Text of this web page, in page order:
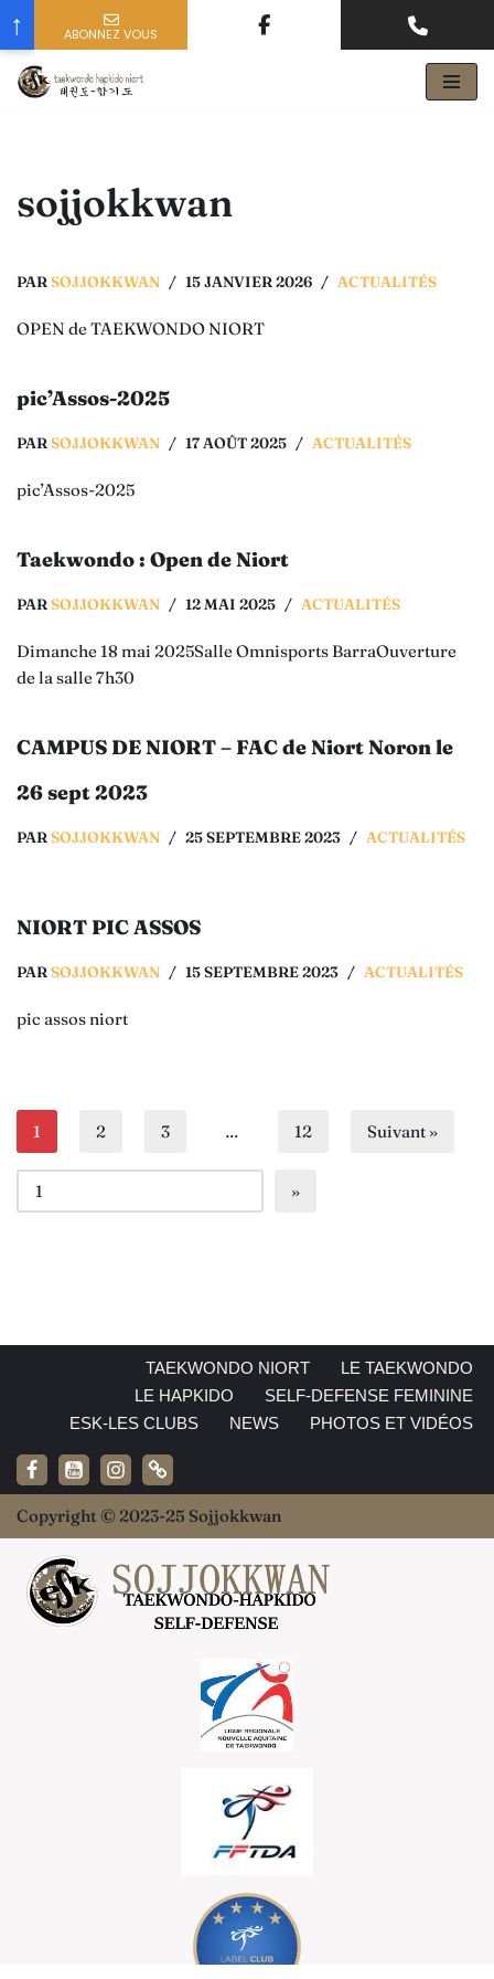
sojjokkwan
PARSOJJOKKWAN 15 JANVIER 2026 ACTUALITÉS
OPEN de TAEKWONDO NIORT
pic’Assos-2025
PARSOJJOKKWAN 17 AOÛT 2025 ACTUALITÉS
pic’Assos-2025
Taekwondo : Open de Niort
PARSOJJOKKWAN 12 MAI 2025 ACTUALITÉS
Dimanche 18 mai 2025Salle Omnisports BarraOuverture
de la salle 7h30
CAMPUS DE NIORT – FAC de Niort Noron le
26 sept 2023
PARSOJJOKKWAN 25 SEPTEMBRE 2023 ACTUALITÉS
NIORT PIC ASSOS
PARSOJJOKKWAN 15 SEPTEMBRE 2023 ACTUALITÉS
pic assos niort
1 2 3 … 12 Suivant »
TAEKWONDO NIORT
LE TAEKWONDO
LE HAPKIDO
SELF-DEFENSE FEMININE
ESK-LES CLUBS
NEWS PHOTOS ET VIDÉOS
Copyright © 2023-25 Sojjokkwan
↑ ABONNEZ VOUS